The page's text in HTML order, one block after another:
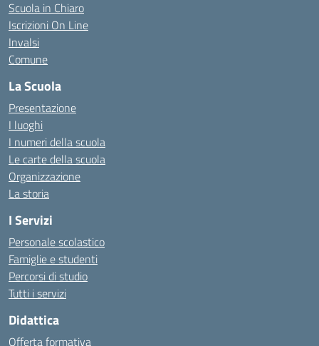
Scuola in Chiaro
Iscrizioni On Line
Invalsi
Comune
La Scuola
Presentazione
I luoghi
I numeri della scuola
Le carte della scuola
Organizzazione
La storia
I Servizi
Personale scolastico
Famiglie e studenti
Percorsi di studio
Tutti i servizi
Didattica
Offerta formativa